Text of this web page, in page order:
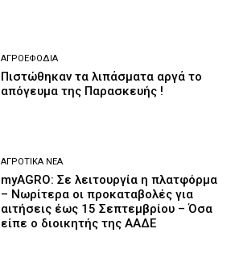
ΑΓΡΟΕΦΌΔΙΑ
Πιστώθηκαν τα λιπάσματα αργά το
απόγευμα της Παρασκευής !
ΑΓΡΟΤΙΚΆ ΝΈΑ
myAGRO: Σε λειτουργία η πλατφόρμα
– Νωρίτερα οι προκαταβολές για
αιτήσεις έως 15 Σεπτεμβρίου – Όσα
είπε ο διοικητής της ΑΑΔΕ